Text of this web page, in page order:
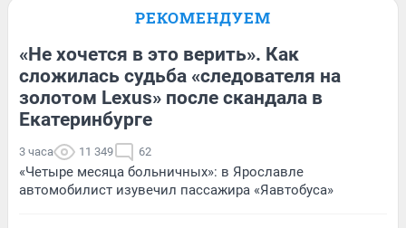
РЕКОМЕНДУЕМ
«Не хочется в это верить». Как
сложилась судьба «следователя на
золотом Lexus» после скандала в
Екатеринбурге
3 часа 11 349 62
«Четыре месяца больничных»: в Ярославле
автомобилист изувечил пассажира «Яавтобуса»